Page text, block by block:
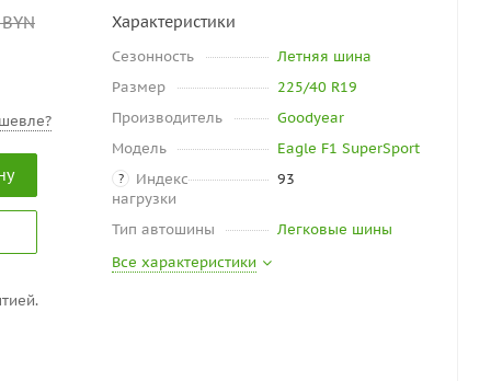
Характеристики
Сезонность
Летняя шина
Размер
225/40 R19
Производитель
Goodyear
Модель
Eagle F1 SuperSport
?
Индекс
нагрузки
93
Тип автошины
Легковые шины
Все характеристики